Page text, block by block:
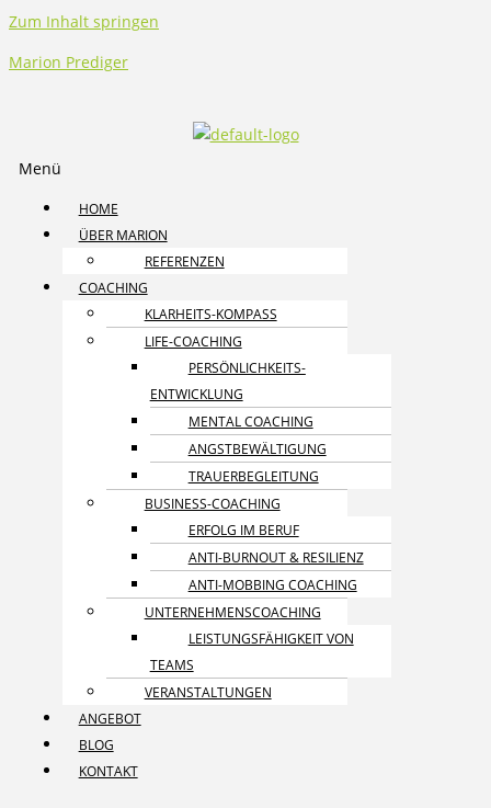
Zum Inhalt springen
Marion Prediger
Menü
HOME
ÜBER MARION
REFERENZEN
COACHING
KLARHEITS-KOMPASS
LIFE-COACHING
PERSÖNLICHKEITS­
ENTWICKLUNG
MENTAL COACHING
ANGST­BEWÄLTIGUNG
TRAUER­BEGLEITUNG
BUSINESS-COACHING
ERFOLG IM BERUF
ANTI-BURNOUT & RESILIENZ
ANTI-MOBBING COACHING
UNTERNEHMENS­COACHING
LEISTUNGSFÄHIGKEIT VON
TEAMS
VERANSTALTUNGEN
ANGEBOT
BLOG
KONTAKT